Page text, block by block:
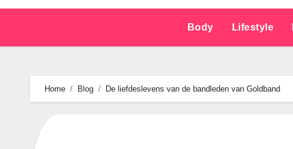
Body Lifestyle
Home Blog De liefdeslevens van de bandleden van Goldband